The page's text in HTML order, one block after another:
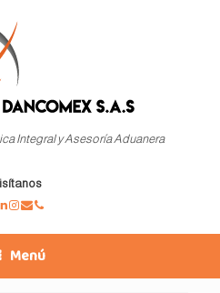
Integral y Asesoría Aduanera
Menú